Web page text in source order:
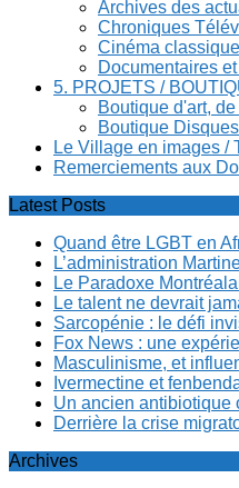
Archives des
Chroniques
Cinéma
Documentaires
5. PROJETS /
Boutique d'art,
Boutique
Le Village en images /
Remerciements aux
Latest Posts
Quand être LGBT en
L’administration
Le Paradoxe
Le talent ne devrait
Sarcopénie : le défi
Fox News : une
Masculinisme, et
Ivermectine et
Un ancien antibiotique
Derrière la crise
Archives